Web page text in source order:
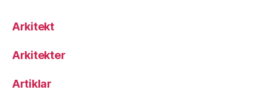
Arkitekt
Arkitekter
Artiklar